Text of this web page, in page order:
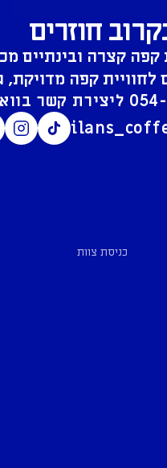
חוזרים
קצרה ובינתיים
לחוויית קפה מדויקת,
כניסת צוות